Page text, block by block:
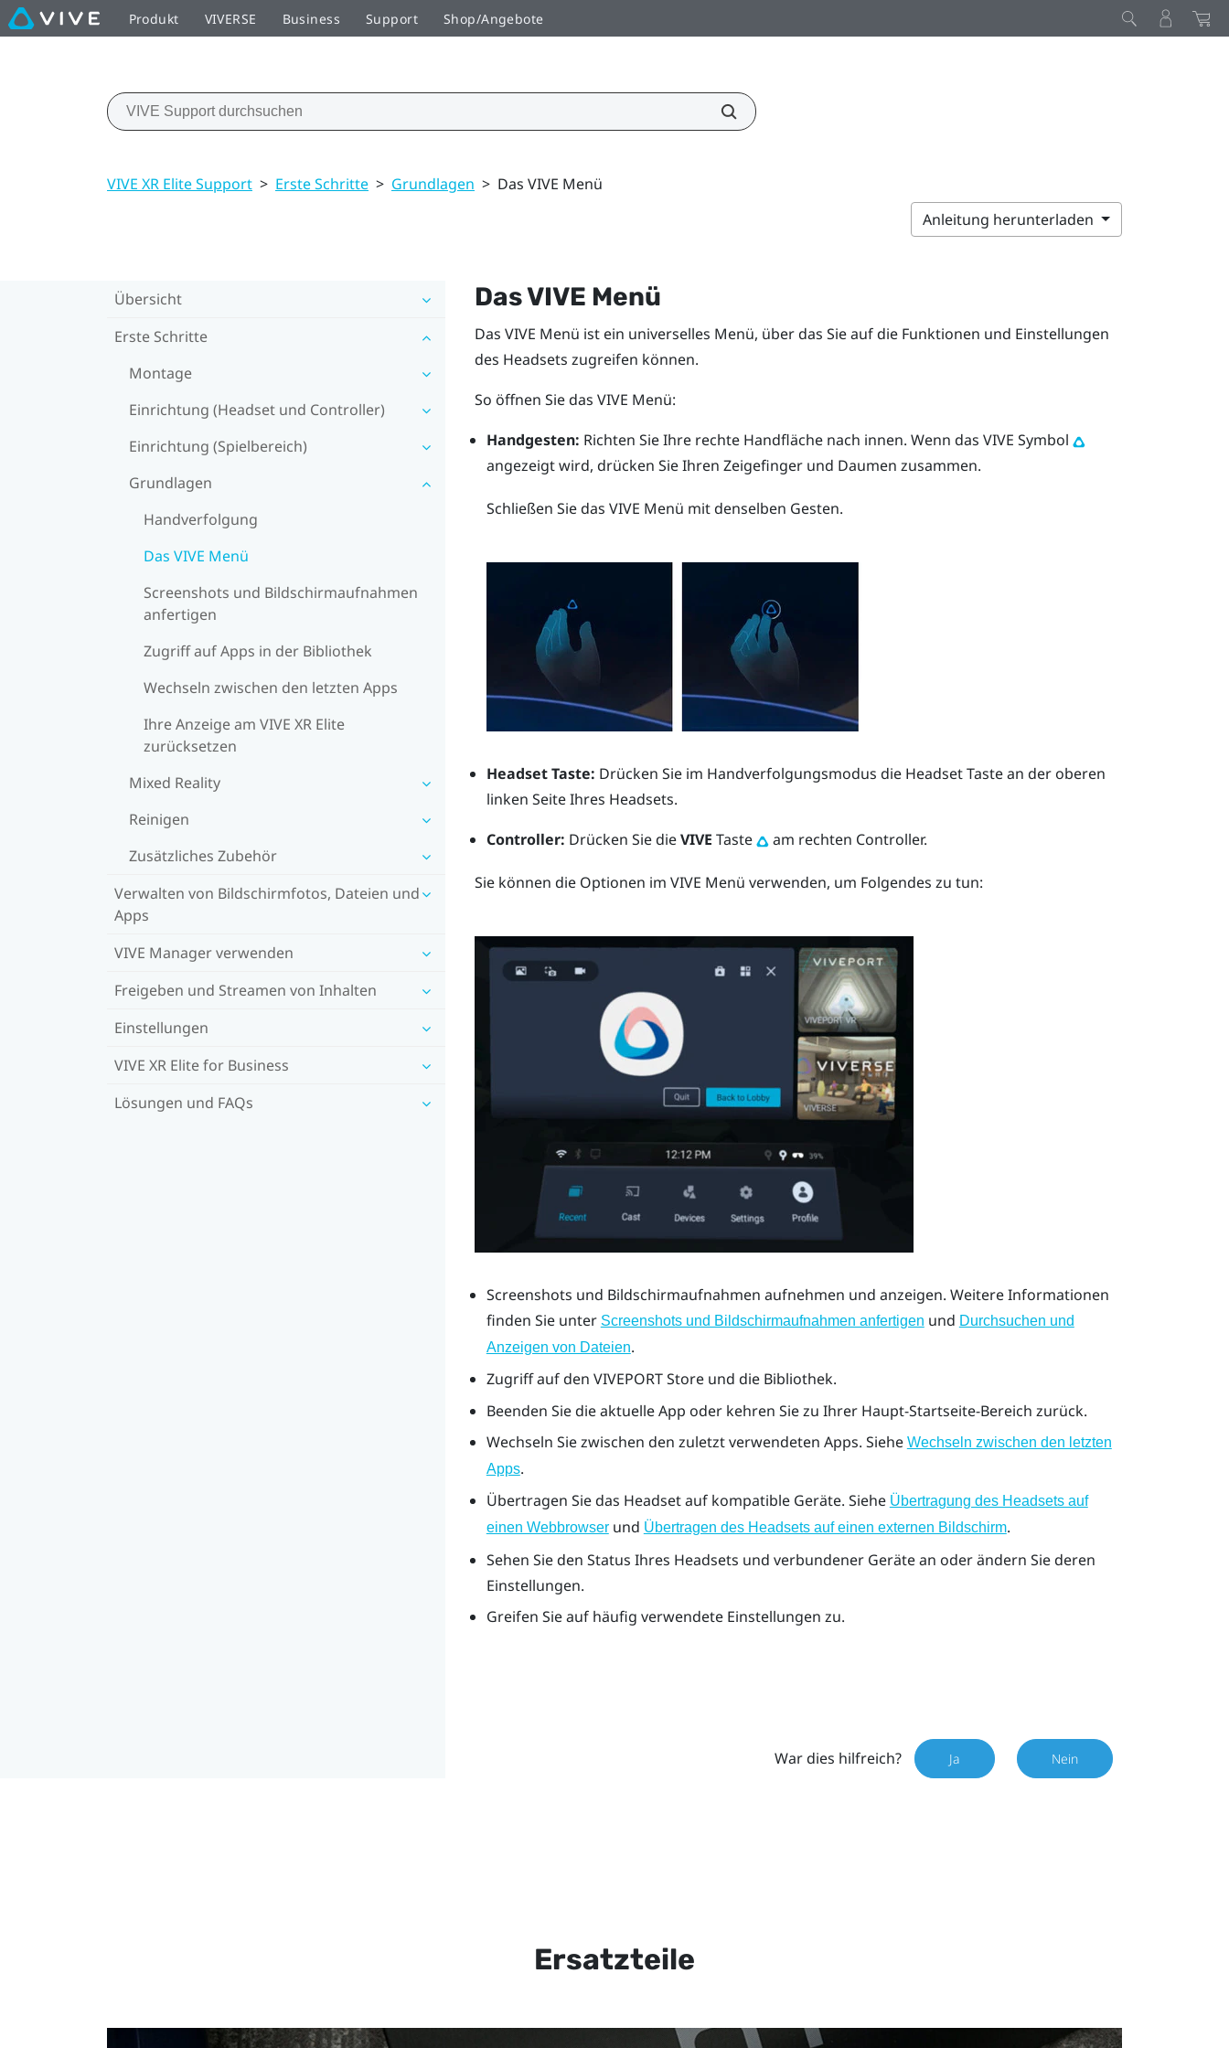
Produkt VIVERSE Business Support Shop/Angebote
VIVE XR Elite Support > Erste Schritte > Grundlagen > Das VIVE Menü
Anleitung herunterladen
Übersicht
Erste Schritte
Montage
Einrichtung (Headset und Controller)
Einrichtung (Spielbereich)
Grundlagen
Handverfolgung
Das VIVE Menü
Screenshots und Bildschirmaufnahmen
anfertigen
Zugriff auf Apps in der Bibliothek
Wechseln zwischen den letzten Apps
Ihre Anzeige am VIVE XR Elite
zurücksetzen
Mixed Reality
Reinigen
Zusätzliches Zubehör
Verwalten von Bildschirmfotos, Dateien und
Apps
VIVE Manager verwenden
Freigeben und Streamen von Inhalten
Einstellungen
VIVE XR Elite for Business
Lösungen und FAQs
DasVIVE Menü
Das VIVE Menü ist ein universelles Menü, über das Sie auf die Funktionen und Einstellungen
des Headsets zugreifen können.
So öffnen Sie das VIVE Menü:
Handgesten: Richten Sie Ihre rechte Handfläche nach innen. Wenn das VIVE Symbol
angezeigt wird, drücken Sie Ihren Zeigefinger und Daumen zusammen.
Schließen Sie das VIVE Menü mit denselben Gesten.
Headset Taste: Drücken Sie im Handverfolgungsmodus die HeadsetTaste an der oberen
linken Seite Ihres Headsets.
Controller: Drücken Sie dieVIVE Taste am rechten Controller.
Sie können die Optionen im VIVE Menü verwenden, um Folgendes zu tun:
Screenshots und Bildschirmaufnahmen aufnehmen und anzeigen. Weitere Informationen
finden Sie unter Screenshots und Bildschirmaufnahmen anfertigen und Durchsuchen und
Anzeigen von Dateien.
Zugriff auf den VIVEPORTStore und die Bibliothek.
Beenden Sie die aktuelle App oder kehren Sie zu Ihrer Haupt-Startseite-Bereich zurück.
Wechseln Sie zwischen den zuletzt verwendeten Apps. Siehe Wechseln zwischen den letzten
Apps.
Übertragen Sie das Headset auf kompatible Geräte. Siehe Übertragung des Headsets auf
einen Webbrowserund Übertragen des Headsets auf einen externen Bildschirm.
Sehen Sie den Status Ihres Headsets und verbundener Geräte an oder ändern Sie deren
Einstellungen.
Greifen Sie auf häufig verwendete Einstellungen zu.
War dies hilfreich? Ja Nein
Ersatzteile